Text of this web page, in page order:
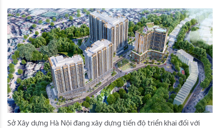
Sở Xây dựng Hà Nội đang xây dựng tiến độ triển khai đối với